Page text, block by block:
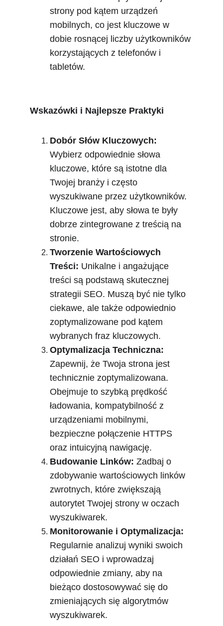
strony pod kątem urządzeń
mobilnych, co jest kluczowe w
dobie rosnącej liczby użytkowników
korzystających z telefonów i
tabletów.
Wskazówki i Najlepsze Praktyki
Dobór Słów Kluczowych:
Wybierz odpowiednie słowa
kluczowe, które są istotne dla
Twojej branży i często
wyszukiwane przez użytkowników.
Kluczowe jest, aby słowa te były
dobrze zintegrowane z treścią na
stronie.
Tworzenie Wartościowych
Treści: Unikalne i angażujące
treści są podstawą skutecznej
strategii SEO. Muszą być nie tylko
ciekawe, ale także odpowiednio
zoptymalizowane pod kątem
wybranych fraz kluczowych.
Optymalizacja Techniczna:
Zapewnij, że Twoja strona jest
technicznie zoptymalizowana.
Obejmuje to szybką prędkość
ładowania, kompatybilność z
urządzeniami mobilnymi,
bezpieczne połączenie HTTPS
oraz intuicyjną nawigację.
Budowanie Linków: Zadbaj o
zdobywanie wartościowych linków
zwrotnych, które zwiększają
autorytet Twojej strony w oczach
wyszukiwarek.
Monitorowanie i Optymalizacja:
Regularnie analizuj wyniki swoich
działań SEO i wprowadzaj
odpowiednie zmiany, aby na
bieżąco dostosowywać się do
zmieniających się algorytmów
wyszukiwarek.